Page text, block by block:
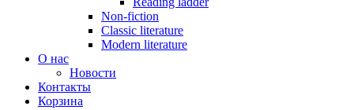
Non-fiction
Classic literature
Modern literature
О нас
Новости
Контакты
Корзина